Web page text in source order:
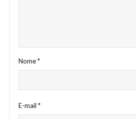
Nome*
E-mail *